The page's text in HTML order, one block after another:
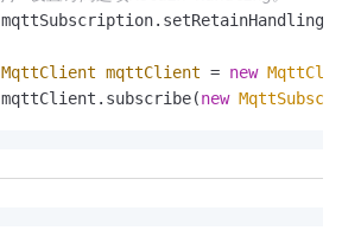
mqttSubscription.setRetainHandling(
MqttClient mqttClient = new
mqttClient.subscribe(new